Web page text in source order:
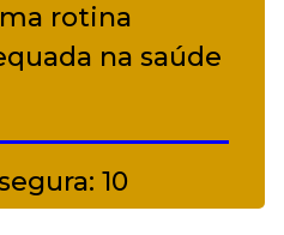
rotina
na saúde
10